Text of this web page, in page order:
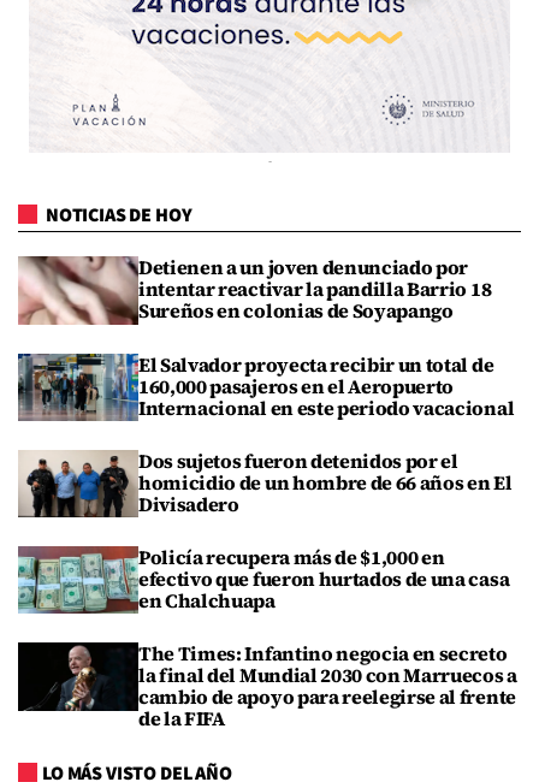
NOTICIAS DE HOY
Detienen a un joven denunciado por
intentar reactivar la pandilla Barrio 18
Sureños en colonias de Soyapango
El Salvador proyecta recibir un total de
160,000 pasajeros en el Aeropuerto
Internacional en este periodo vacacional
Dos sujetos fueron detenidos por el
homicidio de un hombre de 66 años en El
Divisadero
Policía recupera más de $1,000 en
efectivo que fueron hurtados de una casa
en Chalchuapa
The Times: Infantino negocia en secreto
la final del Mundial 2030 con Marruecos a
cambio de apoyo para reelegirse al frente
de la FIFA
LO MÁS VISTO DEL AÑO